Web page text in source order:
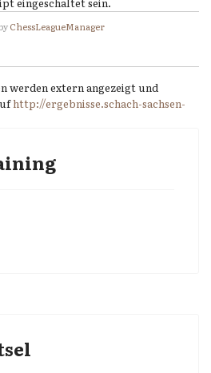
ChessLeagueManager
werden extern angezeigt und
http://ergebnisse.schach-sachsen-